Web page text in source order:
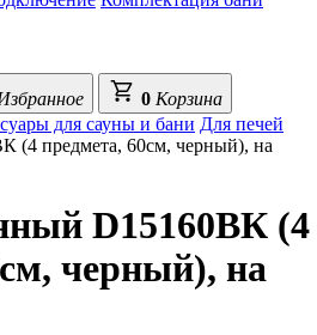
0 Корзина
для сауны и бани Для печей
(4 предмета, 60см, черный), на
D15160ВК (4
черный), на